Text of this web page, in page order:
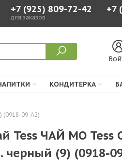
+7 (925) 809-72-42
для заказов
+7
КОНДИТЕРКА
(0918-09-А2)
Tess ЧАЙ МО Tess
черный (9) (0918-